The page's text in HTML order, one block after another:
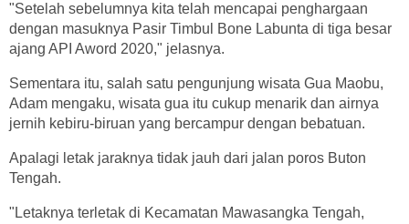
"Setelah sebelumnya kita telah mencapai penghargaan
dengan masuknya Pasir Timbul Bone Labunta di tiga besar
ajang API Aword 2020," jelasnya.
Sementara itu, salah satu pengunjung wisata Gua Maobu,
Adam mengaku, wisata gua itu cukup menarik dan airnya
jernih kebiru-biruan yang bercampur dengan bebatuan.
Apalagi letak jaraknya tidak jauh dari jalan poros Buton
Tengah.
"Letaknya terletak di Kecamatan Mawasangka Tengah,